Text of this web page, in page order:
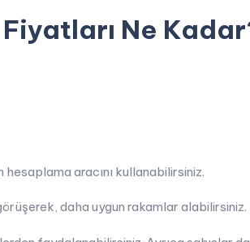
Fiyatları Ne
hesaplama aracını kullanabilirsiniz.
daha uygun rakamlar alabilirsiniz.